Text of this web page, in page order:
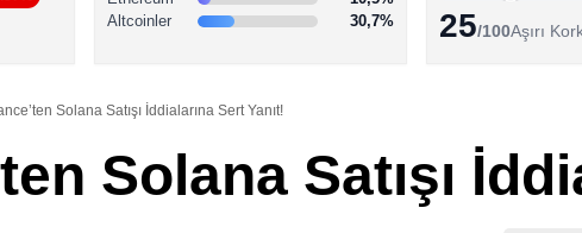
Altcoinler
30,7% 25/100Aşırı
Solana Satışı İddialarına Sert Yanıt!
Solana Satışı